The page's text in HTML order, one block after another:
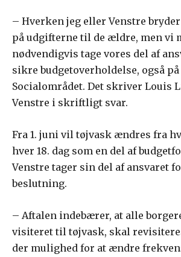
– Hverken jeg eller Venstre
på udgifterne til de ældre, men vi
nødvendigvis tage vores del af
sikre budgetoverholdelse, også
Socialområdet. Det skriver Louis
Venstre i skriftligt svar.
Fra 1. juni vil tøjvask ændres fra
hver 18. dag som en del af
Venstre tager sin del af ansvaret
beslutning.
– Aftalen indebærer, at alle
visiteret til tøjvask, skal
der mulighed for at ændre